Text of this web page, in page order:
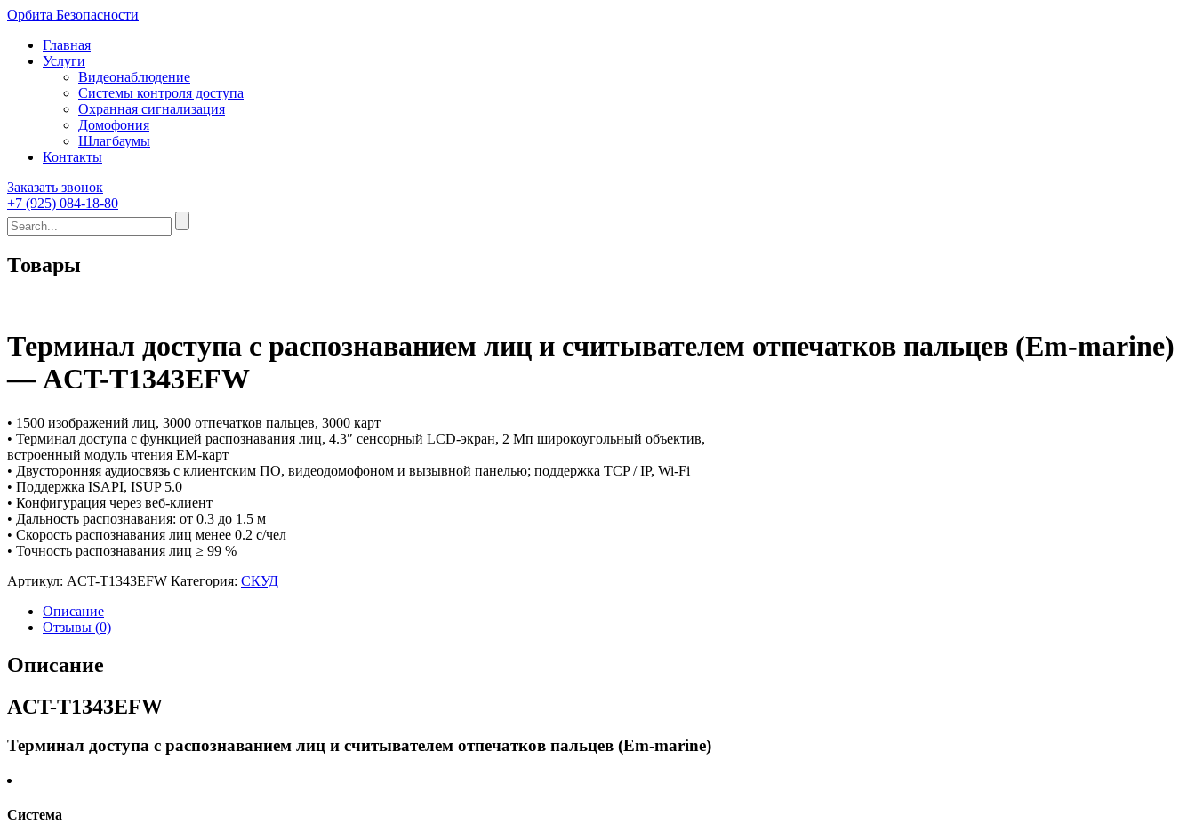
Орбита Безопасности
Главная
Услуги
Видеонаблюдение
Системы контроля доступа
Охранная сигнализация
Домофония
Шлагбаумы
Контакты
Заказать звонок
+7 (925) 084-18-80
Товары
Терминал доступа с распознаванием лиц и считывателем отпечатков пальцев (Em-marine)
— ACT-T1343EFW
• 1500 изображений лиц, 3000 отпечатков пальцев, 3000 карт
• Терминал доступа с функцией распознавания лиц, 4.3″ сенсорный LCD-экран, 2 Мп широкоугольный объектив,
встроенный модуль чтения EM-карт
• Двусторонняя аудиосвязь с клиентским ПО, видеодомофоном и вызывной панелью; поддержка TCP / IP, Wi-Fi
• Поддержка ISAPI, ISUP 5.0
• Конфигурация через веб-клиент
• Дальность распознавания: от 0.3 до 1.5 м
• Скорость распознавания лиц менее 0.2 c/чел
• Точность распознавания лиц ≥ 99 %
Артикул: ACT-T1343EFW Категория: CКУД
Описание
Отзывы (0)
Описание
ACT-T1343EFW
Терминал доступа с распознаванием лиц и считывателем отпечатков пальцев (Em-marine)
Система